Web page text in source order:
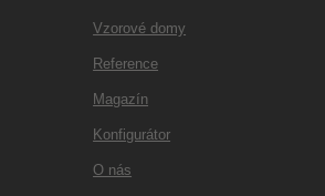
Vzorové domy
Reference
Magazín
Konfigurátor
O nás